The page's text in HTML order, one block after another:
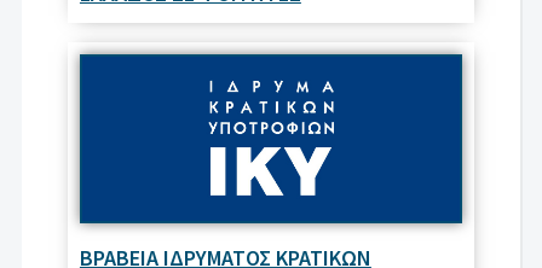
ΒΡΑΒΕΙΑ ΙΔΡΥΜΑΤΟΣ ΚΡΑΤΙΚΩΝ